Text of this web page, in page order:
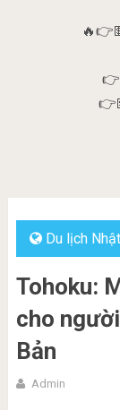
Du lịch
Tohoku:
cho
Bản
Admin